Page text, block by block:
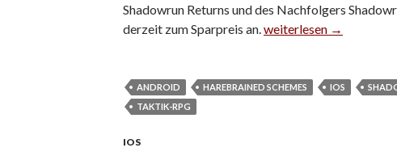
Shadowrun Returns und des Nachfolgers
derzeit zum Sparpreis an. Shadowrun Returns
weiterlesen →
ANDROID HAREBRAINED SCHEMES IOS
TAKTIK-RPG
IOS